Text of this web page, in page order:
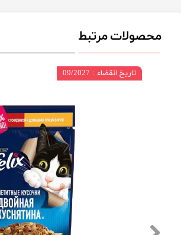
محصولات مرتبط
تاریخ انقضاء : 09/2027